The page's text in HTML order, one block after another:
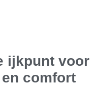
ijkpunt voor
comfort